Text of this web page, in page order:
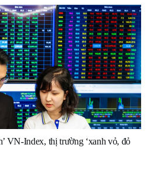
VN-Index, thị trường ‘xanh vỏ, đỏ